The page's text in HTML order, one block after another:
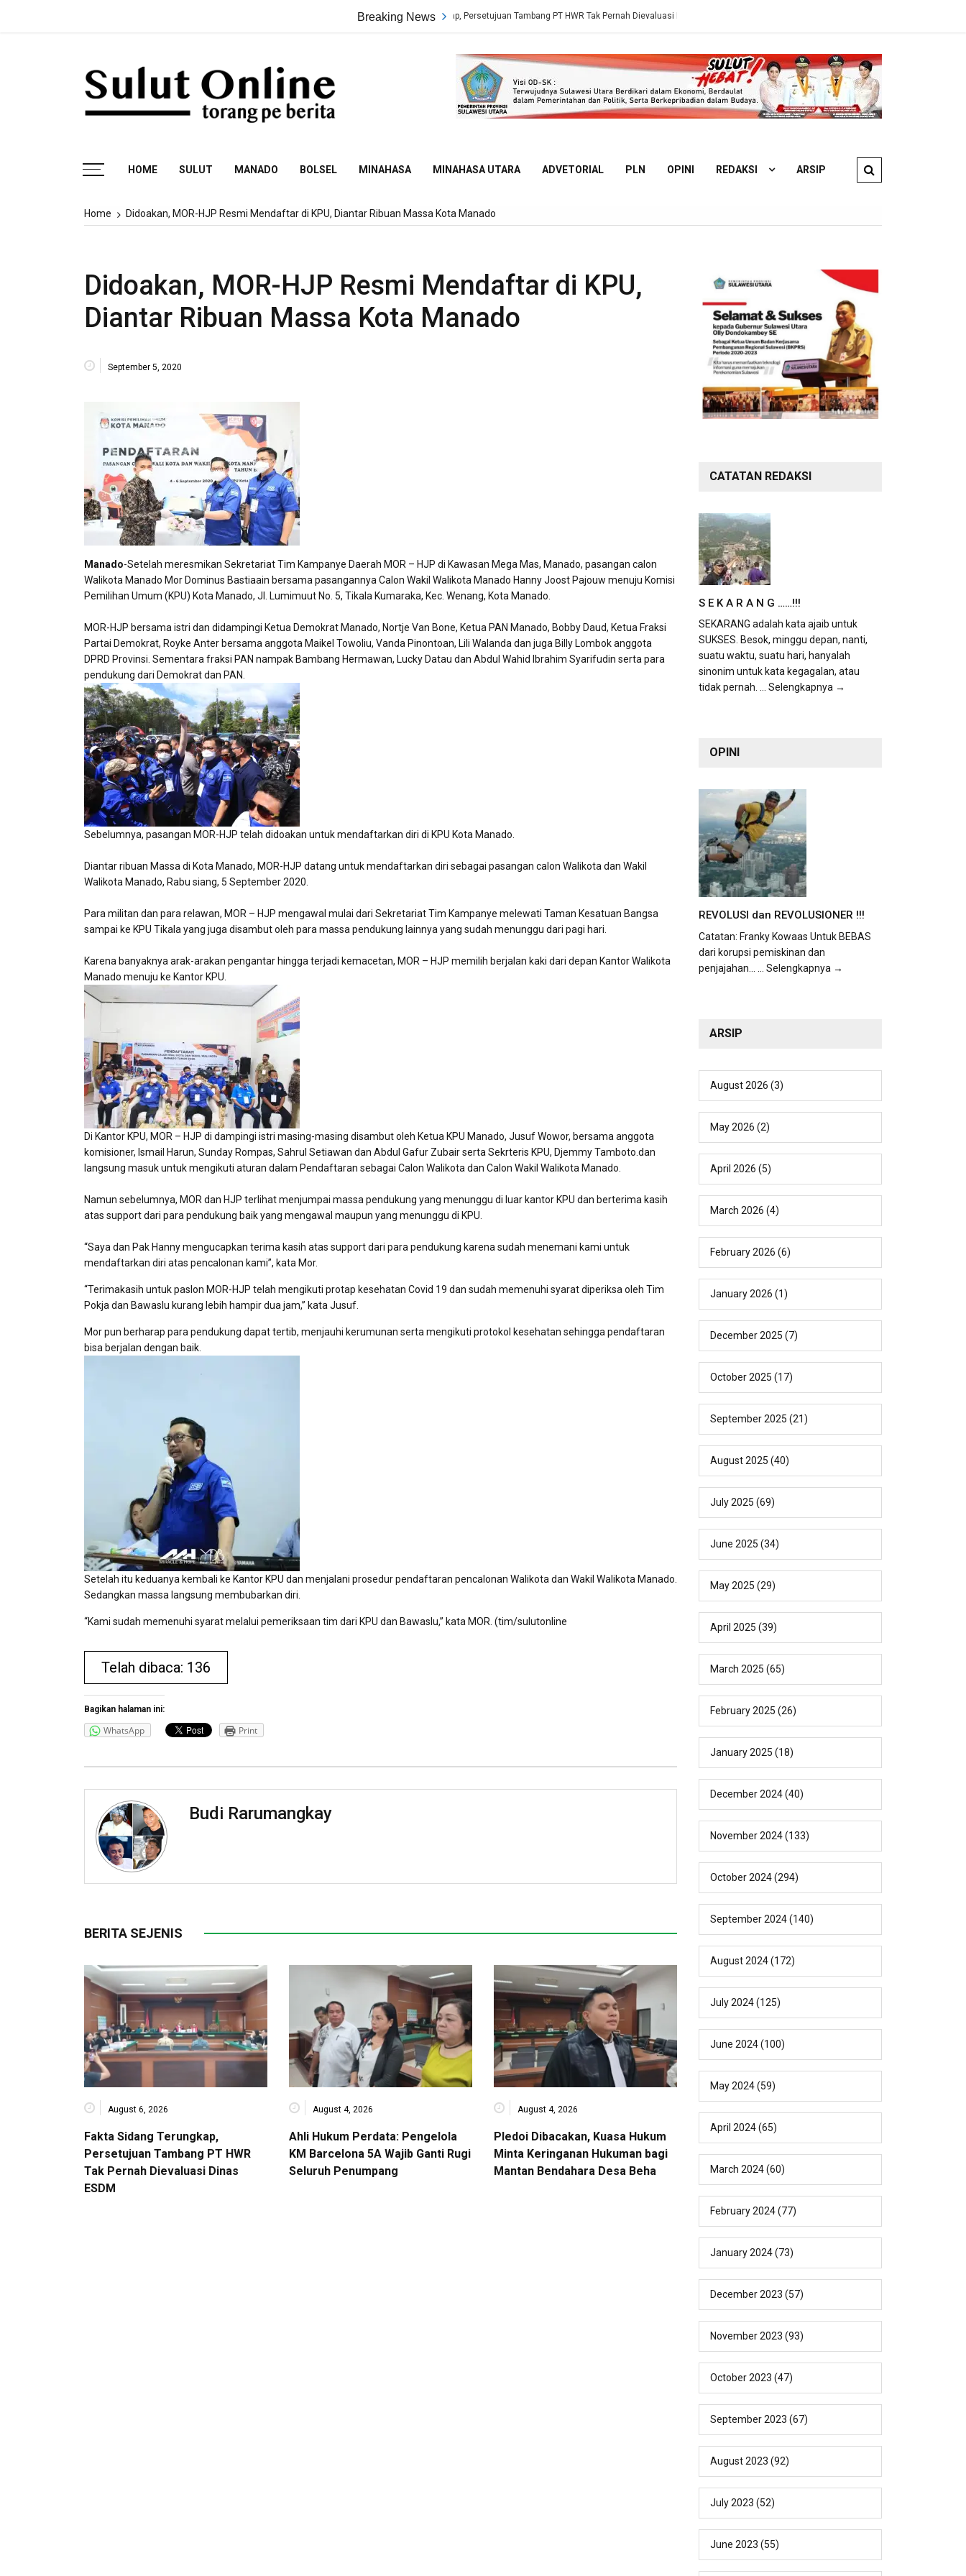
Breaking News
Fakta Sidang Terungkap, Persetujuan Tambang PT HWR Tak Pernah Dievaluasi Dinas ESDM
HOME SULUT MANADO BOLSEL MINAHASA MINAHASA UTARA ADVETORIAL PLN OPINI REDAKSI ARSIP
Home Didoakan, MOR-HJP Resmi Mendaftar di KPU, Diantar Ribuan Massa Kota Manado
Didoakan, MOR-HJP Resmi Mendaftar di KPU,
Diantar Ribuan Massa Kota Manado
September 5, 2020
Manado-Setelah meresmikan Sekretariat Tim Kampanye Daerah MOR – HJP di Kawasan Mega Mas, Manado, pasangan calon
Walikota Manado Mor Dominus Bastiaain bersama pasangannya Calon Wakil Walikota Manado Hanny Joost Pajouw menuju Komisi
Pemilihan Umum (KPU) Kota Manado, Jl. Lumimuut No. 5, Tikala Kumaraka, Kec. Wenang, Kota Manado.
MOR-HJP bersama istri dan didampingi Ketua Demokrat Manado, Nortje Van Bone, Ketua PAN Manado, Bobby Daud, Ketua Fraksi
Partai Demokrat, Royke Anter bersama anggota Maikel Towoliu, Vanda Pinontoan, Lili Walanda dan juga Billy Lombok anggota
DPRD Provinsi. Sementara fraksi PAN nampak Bambang Hermawan, Lucky Datau dan Abdul Wahid Ibrahim Syarifudin serta para
pendukung dari Demokrat dan PAN.
Sebelumnya, pasangan MOR-HJP telah didoakan untuk mendaftarkan diri di KPU Kota Manado.
Diantar ribuan Massa di Kota Manado, MOR-HJP datang untuk mendaftarkan diri sebagai pasangan calon Walikota dan Wakil
Walikota Manado, Rabu siang, 5 September 2020.
Para militan dan para relawan, MOR – HJP mengawal mulai dari Sekretariat Tim Kampanye melewati Taman Kesatuan Bangsa
sampai ke KPU Tikala yang juga disambut oleh para massa pendukung lainnya yang sudah menunggu dari pagi hari.
Karena banyaknya arak-arakan pengantar hingga terjadi kemacetan, MOR – HJP memilih berjalan kaki dari depan Kantor Walikota
Manado menuju ke Kantor KPU.
Di Kantor KPU, MOR – HJP di dampingi istri masing-masing disambut oleh Ketua KPU Manado, Jusuf Wowor, bersama anggota
komisioner, Ismail Harun, Sunday Rompas, Sahrul Setiawan dan Abdul Gafur Zubair serta Sekrteris KPU, Djemmy Tamboto.dan
langsung masuk untuk mengikuti aturan dalam Pendaftaran sebagai Calon Walikota dan Calon Wakil Walikota Manado.
Namun sebelumnya, MOR dan HJP terlihat menjumpai massa pendukung yang menunggu di luar kantor KPU dan berterima kasih
atas support dari para pendukung baik yang mengawal maupun yang menunggu di KPU.
“Saya dan Pak Hanny mengucapkan terima kasih atas support dari para pendukung karena sudah menemani kami untuk
mendaftarkan diri atas pencalonan kami”, kata Mor.
“Terimakasih untuk paslon MOR-HJP telah mengikuti protap kesehatan Covid 19 dan sudah memenuhi syarat diperiksa oleh Tim
Pokja dan Bawaslu kurang lebih hampir dua jam,” kata Jusuf.
Mor pun berharap para pendukung dapat tertib, menjauhi kerumunan serta mengikuti protokol kesehatan sehingga pendaftaran
bisa berjalan dengan baik.
Setelah itu keduanya kembali ke Kantor KPU dan menjalani prosedur pendaftaran pencalonan Walikota dan Wakil Walikota Manado.
Sedangkan massa langsung membubarkan diri.
“Kami sudah memenuhi syarat melalui pemeriksaan tim dari KPU dan Bawaslu,” kata MOR. (tim/sulutonline
Telah dibaca: 136
Bagikan halaman ini:
WhatsApp Print
Budi Rarumangkay
BERITA SEJENIS
August 6, 2026
Fakta Sidang Terungkap,
Persetujuan Tambang PT HWR
Tak Pernah Dievaluasi Dinas
ESDM
August 4, 2026
Ahli Hukum Perdata: Pengelola
KM Barcelona 5A Wajib Ganti Rugi
Seluruh Penumpang
August 4, 2026
Pledoi Dibacakan, Kuasa Hukum
Minta Keringanan Hukuman bagi
Mantan Bendahara Desa Beha
CATATAN REDAKSI
S E K A R A N G ……!!!
SEKARANG adalah kata ajaib untuk
SUKSES. Besok, minggu depan, nanti,
suatu waktu, suatu hari, hanyalah
sinonim untuk kata kegagalan, atau
tidak pernah. ... Selengkapnya →
OPINI
REVOLUSI dan REVOLUSIONER !!!
Catatan: Franky Kowaas Untuk BEBAS
dari korupsi pemiskinan dan
penjajahan...
... Selengkapnya →
ARSIP
August 2026 (3)
May 2026 (2)
April 2026 (5)
March 2026 (4)
February 2026 (6)
January 2026 (1)
December 2025 (7)
October 2025 (17)
September 2025 (21)
August 2025 (40)
July 2025 (69)
June 2025 (34)
May 2025 (29)
April 2025 (39)
March 2025 (65)
February 2025 (26)
January 2025 (18)
December 2024(40)
November 2024(133)
October 2024(294)
September 2024(140)
August 2024(172)
July 2024(125)
June 2024(100)
May 2024(59)
April 2024(65)
March 2024(60)
February 2024(77)
January 2024(73)
December 2023 (57)
November 2023 (93)
October 2023 (47)
September 2023 (67)
August 2023 (92)
July 2023 (52)
June 2023 (55)